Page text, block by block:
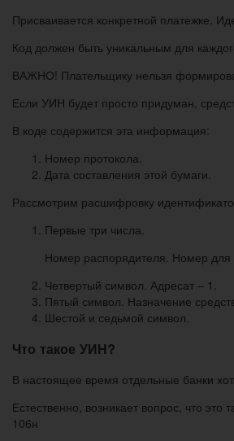
Присваивается конкретной платежке.
Код должен быть уникальным для
ВАЖНО! Плательщику нельзя
Если УИН будет просто придуман,
В коде содержится эта информация:
Номер протокола.
Дата составления этой бумаги.
Рассмотрим расшифровку
Первые три числа.
Номер распорядителя. Номер
Четвертый символ. Адресат – 1.
Пятый символ. Назначение
Шестой и седьмой символ.
Что такое УИН?
В настоящее время отдельные банки
Естественно, возникает вопрос, что
106н